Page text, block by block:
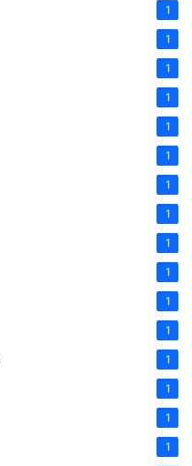
1
1
1
1
1
1
1
1
1
1
1
1
1
1
1
1